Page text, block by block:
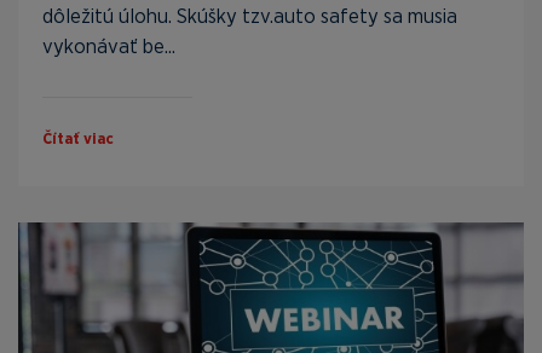
dôležitú úlohu. Skúšky tzv.auto safety sa musia
vykonávať be...
Čítať viac